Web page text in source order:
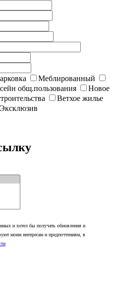
Меблированный
общ.пользования
Новое
Ветхое жилье
Эксклюзив
и хотел бы получать обновления и
моим интересам и предпочтениям, в